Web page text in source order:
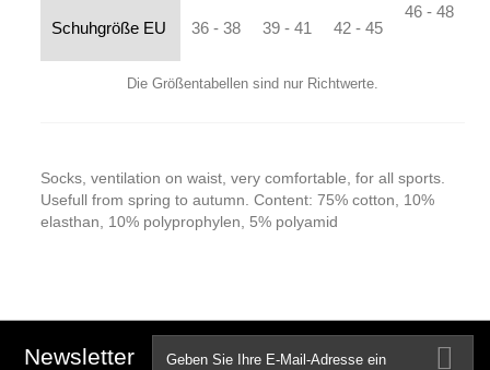
Die Größentabellen sind nur Richtwerte.
Schuhgröße EU 36 - 38 39 - 41 42 - 45
46 - 48
Socks, ventilation on waist, very comfortable, for all sports.
Usefull from spring to autumn. Content: 75% cotton, 10%
elasthan, 10% polyprophylen, 5% polyamid
Newsletter